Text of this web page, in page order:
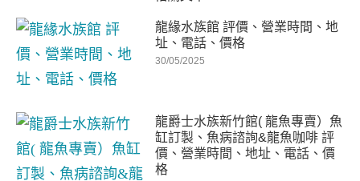
龍緣水族館 評價、營業時間、地
址、電話、價格
30/05/2025
龍爵士水族新竹館( 龍魚專賣）魚
缸訂製、魚病諮詢&龍魚咖啡 評
價、營業時間、地址、電話、價
格